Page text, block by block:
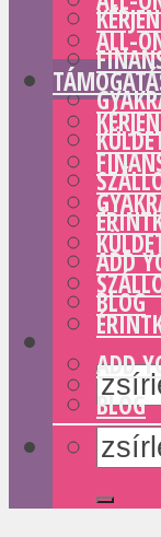
ADD
BLOG
ALL-
ADD
BLOG